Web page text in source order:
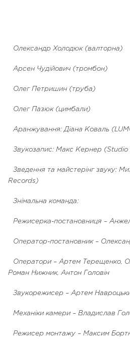
Олександр Холодюк (валторна)
Арсен Чудійович (тромбон)
Олег Петришин (труба)
Олег Пазюк (цимбали)
Аранжування: Діана Коваль
Звукозапис: Макс Кернер (Studio
Зведення та майстерінг звуку:
Records)
Знімальна команда:
Режисерка-постановниця –
Оператор-постановник –
Оператори – Артем Терещенко,
Роман Нижник, Антон Головін
Звукорежисер – Артем
Механіки камери – Владислав
Режисер монтажу – Максим